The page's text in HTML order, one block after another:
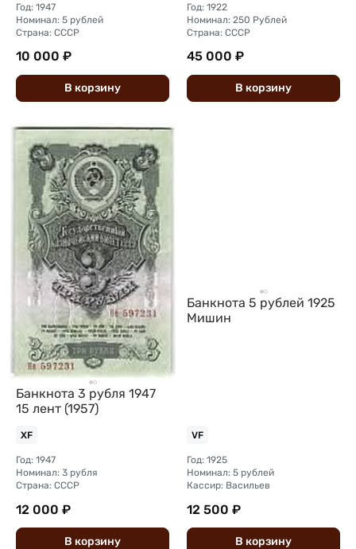
Год: 1947
Номинал: 5 рублей
Страна: СССР
10 000 ₽
В корзину
Год: 1922
Номинал: 250 Рублей
Страна: СССР
45 000 ₽
В корзину
Банкнота 3 рубля 1947
15 лент (1957)
XF
Год: 1947
Номинал: 3 рубля
Страна: СССР
12 000 ₽
В корзину
Банкнота 5 рублей 1925
Мишин
VF
Год: 1925
Номинал: 5 рублей
Кассир: Васильев
12 500 ₽
В корзину